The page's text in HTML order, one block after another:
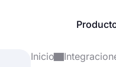
Inicio